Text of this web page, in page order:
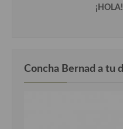
Concha Bernad a tu